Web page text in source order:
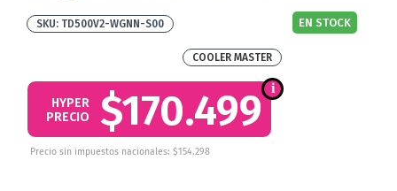
TD500V2-WGNN-S00 EN STOCK
COOLER MASTER
$170.499
HYPER
PRECIO
Precio sin impuestos nacionales: $154.298